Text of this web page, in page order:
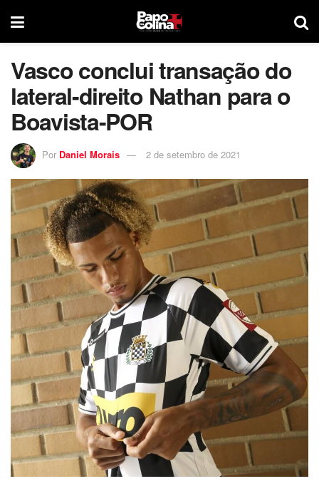
Vasco conclui transação do
lateral-direito Nathan para o
Boavista-POR
Por Daniel Morais 2 de setembro de 2021